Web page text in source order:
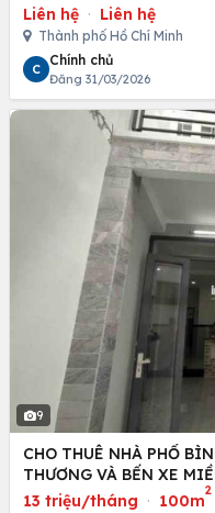
Liên hệ · Liên hệ
Thành phố Hồ Chí Minh
C
Chính chủ
Đăng 31/03/2026
9
CHO THUÊ NHÀ PHỐ
THƯƠNG VÀ BẾN XE
13 triệu/tháng · 100m
2